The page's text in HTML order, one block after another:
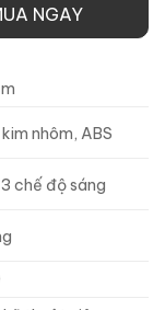
NGAY
nhôm, ABS
3 chế độ sáng